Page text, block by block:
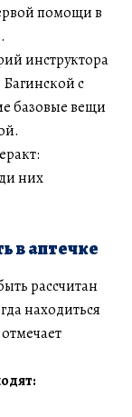
помощи в
инструктора
с
базовые вещи
них
в аптечке
рассчитан
находиться